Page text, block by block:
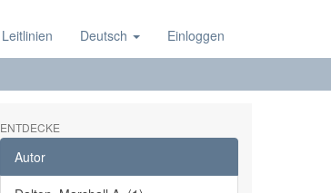
Leitlinien Deutsch Einloggen
ENTDECKE
Autor